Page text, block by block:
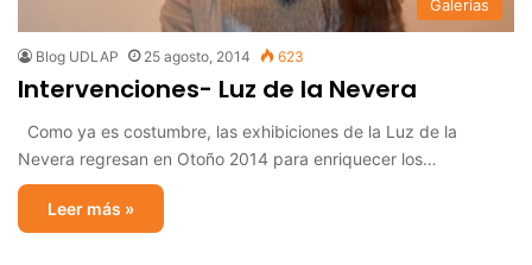
Galerías
Blog UDLAP 25 agosto, 2014 623
Intervenciones- Luz de la Nevera
Como ya es costumbre, las exhibiciones de la Luz de la
Nevera regresan en Otoño 2014 para enriquecer los…
Leer más »